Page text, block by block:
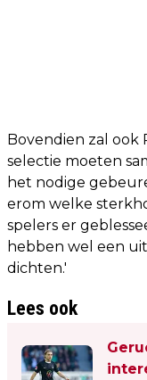
Bovendien zal ook
selectie moeten
het nodige
erom welke
spelers er
hebben wel een
dichten.'
Lees ook